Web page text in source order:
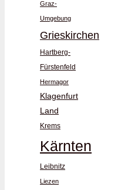
Graz-
Umgebung
Grieskirchen
Hartberg-
Fürstenfeld
Hermagor
Klagenfurt
Land
Krems
Kärnten
Leibnitz
Liezen